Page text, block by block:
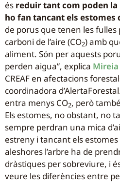
és reduir tant com poden la
ho fan tancant els estomes
de porus que tenen les fulles
carboni de l’aire (CO2) amb
aliment. Són per aquests
perden aigua”, explica
CREAF en afectacions
coordinadora
entra menys CO2, però
Els estomes, no obstant, no
sempre perdran una mica
estreny i tancant els
aleshores l’arbre ha de
dràstiques per sobreviure, i
veure les diferències entre